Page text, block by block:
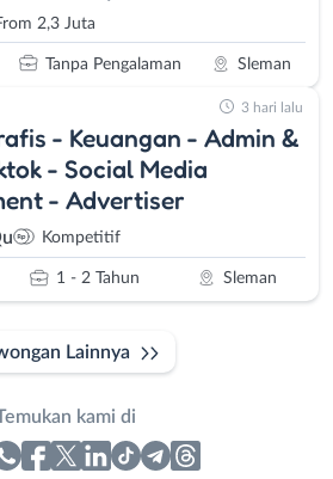
2,3 Juta
Tanpa Pengalaman Sleman
- Keuangan - Admin &
- Social Media
- Advertiser
Kompetitif
1 - 2 Tahun Sleman
3 hari lalu
Lainnya
kami di